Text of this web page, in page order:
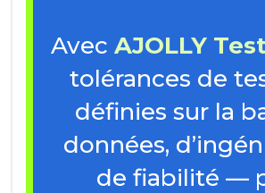
Avec AJOLLY
tolérances de
définies sur la
données,
de fiabilité —